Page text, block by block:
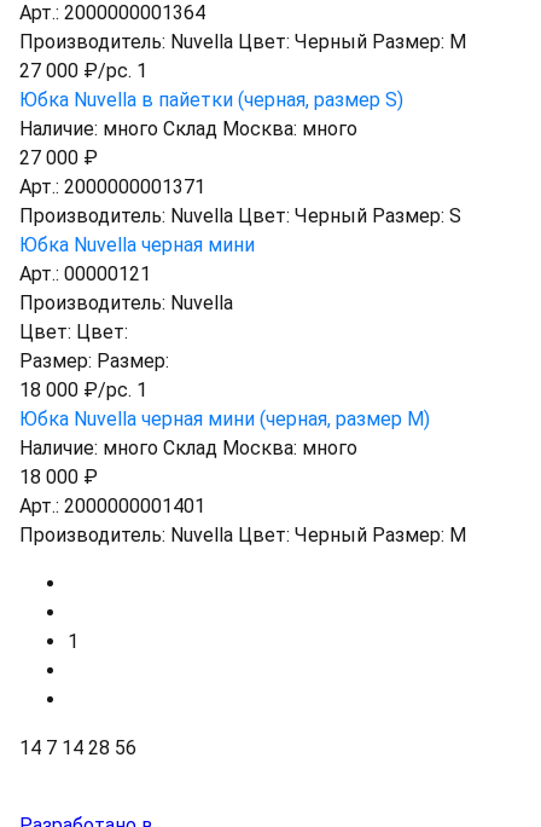
Арт.: 2000000001364
Производитель: Nuvella Цвет: Черный Размер: M
27 000 ₽/pc. 1
Юбка Nuvella в пайетки (черная, размер S)
Наличие: много Склад Москва: много
27 000 ₽
Арт.: 2000000001371
Производитель: Nuvella Цвет: Черный Размер: S
Юбка Nuvella черная мини
Арт.: 00000121
Производитель: Nuvella
Цвет: Цвет:
Размер: Размер:
18 000 ₽/pc. 1
Юбка Nuvella черная мини (черная, размер M)
Наличие: много Склад Москва: много
18 000 ₽
Арт.: 2000000001401
Производитель: Nuvella Цвет: Черный Размер: M
1
14 7 14 28 56